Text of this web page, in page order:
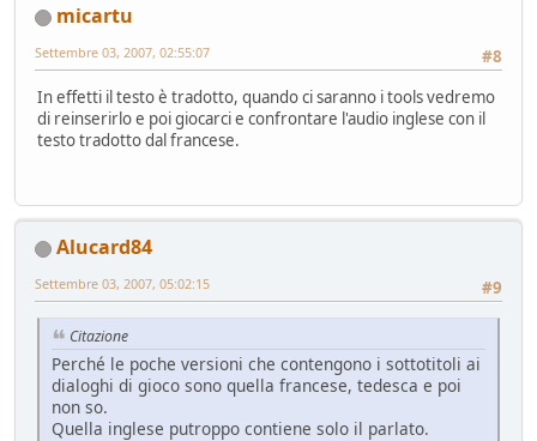
micartu
#8
Settembre 03, 2007, 02:55:07
In effetti il testo è tradotto, quando ci saranno i tools vedremo
di reinserirlo e poi giocarci e confrontare l'audio inglese con il
testo tradotto dal francese.
Alucard84
#9
Settembre 03, 2007, 05:02:15
Citazione
Perché le poche versioni che contengono i sottotitoli ai
dialoghi di gioco sono quella francese, tedesca e poi
non so.
Quella inglese putroppo contiene solo il parlato.